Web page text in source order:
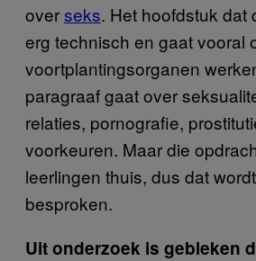
overseks. Het hoofdstuk dat
erg technisch en gaat vooral
voortplantingsorganen
paragraaf gaat over
relaties, pornografie,
voorkeuren. Maar die
leerlingen thuis, dus dat
besproken.
Uit onderzoek is gebleken